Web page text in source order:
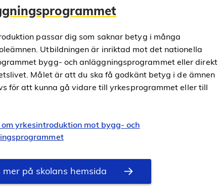
passar dig som saknar betyg i många
Utbildningen är inriktad mot det nationella
bygg- och anläggningsprogrammet eller direkt
Målet är att du ska få godkänt betyg i de ämnen
för att kunna gå vidare till yrkesprogrammet eller till
yrkesintroduktion mot bygg- och
mer på skolans hemsida